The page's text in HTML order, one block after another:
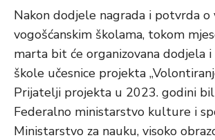
Nakon dodjele nagrada i potvrda
vogošćanskim školama, tokom
marta bit će organizovana dodjela
škole učesnice projekta
Prijatelji projekta u 2023. godini
Federalno ministarstvo kulture i
Ministarstvo za nauku, visoko